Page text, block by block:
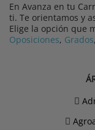
En Avanza en tu
ti. Te orientamos y
Elige la opción que
Oposiciones, Grados,